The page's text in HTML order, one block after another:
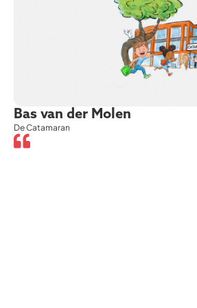
Bas van der Molen
De Catamaran